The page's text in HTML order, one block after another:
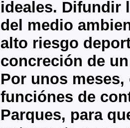
ideales. Difundir
del medio
alto riesgo
concreción de
Por unos
funciónes de
Parques, para